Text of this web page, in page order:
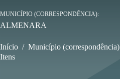
MUNICÍPIO (CORRESPONDÊNCIA)
ALMENARA
Início / Município (correspondência)
Itens